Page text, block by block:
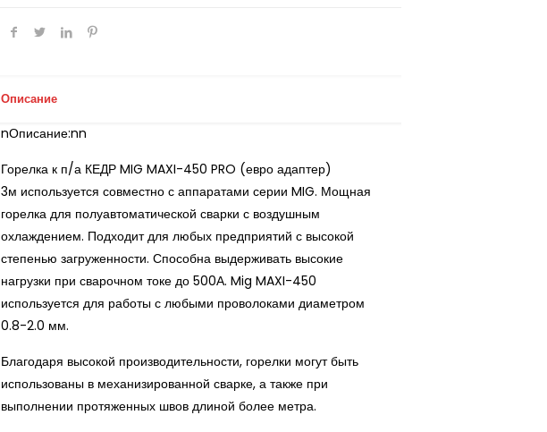
Описание
nОписание:nn
Горелка к п/а КЕДР MIG MAXI-450 PRO (евро адаптер)
3м используется совместно с аппаратами серии MIG. Мощная
горелка для полуавтоматической сварки с воздушным
охлаждением. Подходит для любых предприятий с высокой
степенью загруженности. Способна выдерживать высокие
нагрузки при сварочном токе до 500А. Mig MAXI-450
используется для работы с любыми проволоками диаметром
0.8-2.0 мм.
Благодаря высокой производительности, горелки могут быть
использованы в механизированной сварке, а также при
выполнении протяженных швов длиной более метра.